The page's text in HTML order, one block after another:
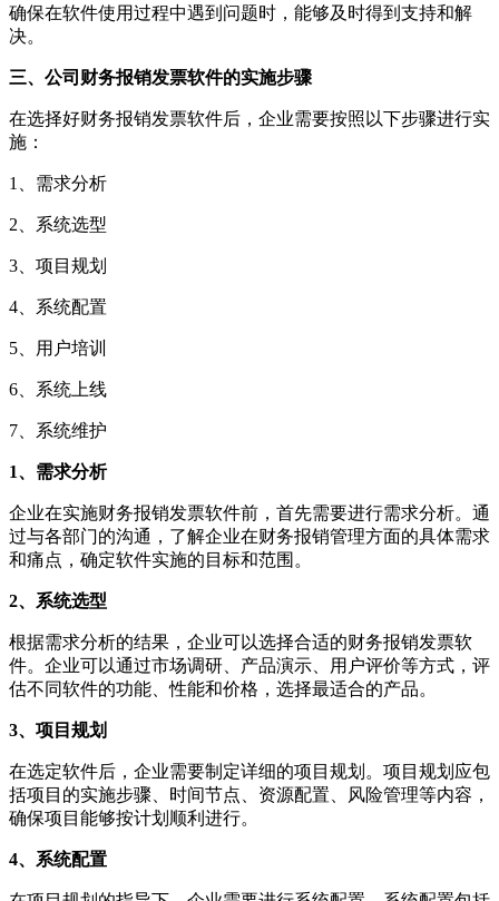
确保在软件使用过程中遇到问题时，能够及时得到支持和解
决。
三、公司财务报销发票软件的实施步骤
在选择好财务报销发票软件后，企业需要按照以下步骤进行实
施：
1、需求分析
2、系统选型
3、项目规划
4、系统配置
5、用户培训
6、系统上线
7、系统维护
1、需求分析
企业在实施财务报销发票软件前，首先需要进行需求分析。通
过与各部门的沟通，了解企业在财务报销管理方面的具体需求
和痛点，确定软件实施的目标和范围。
2、系统选型
根据需求分析的结果，企业可以选择合适的财务报销发票软
件。企业可以通过市场调研、产品演示、用户评价等方式，评
估不同软件的功能、性能和价格，选择最适合的产品。
3、项目规划
在选定软件后，企业需要制定详细的项目规划。项目规划应包
括项目的实施步骤、时间节点、资源配置、风险管理等内容，
确保项目能够按计划顺利进行。
4、系统配置